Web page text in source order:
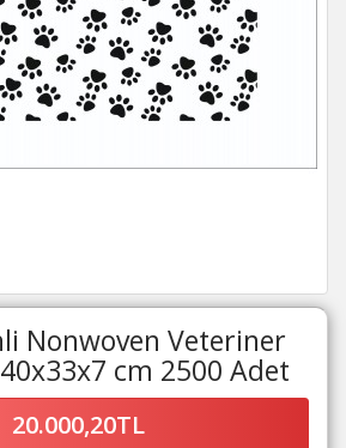
Nonwoven Veteriner
cm 2500 Adet
20.000,20TL